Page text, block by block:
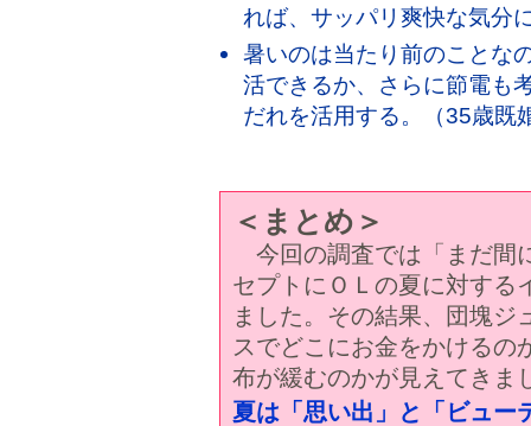
れば、サッパリ爽快な気分
暑いのは当たり前のことな
活できるか、さらに節電も
だれを活用する。（35歳既
＜まとめ＞
今回の調査では「まだ間
セプトにＯＬの夏に対する
ました。その結果、団塊ジ
スでどこにお金をかけるの
布が緩むのかが見えてきま
夏は「思い出」と「ビュー